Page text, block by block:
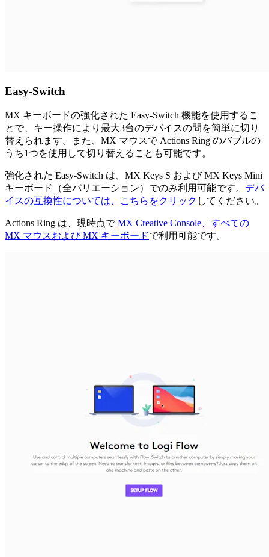
Easy-Switch
MX キーボードの強化された Easy-Switch 機能を使用するこ
とで、キー操作により最大3台のデバイスの間を簡単に切り
替えられます。また、MX マウスで Actions Ring のバブルの
うち1つを使用して切り替えることも可能です。
強化された Easy-Switch は、MX Keys S および MX Keys Mini
キーボード（全バリエーション）でのみ利用可能です。 デバ
イスの互換性については、こちらをクリック してください。
Actions Ring は、現時点でMX Creative Console、すべての
MX マウスおよび MX キーボードで利用可能です。